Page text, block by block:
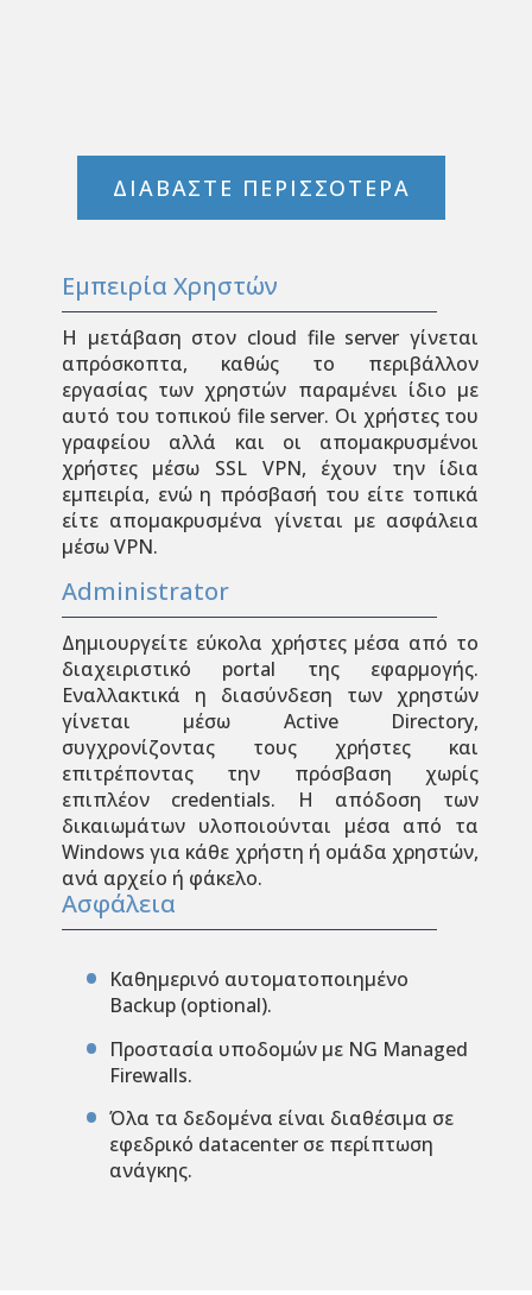
ΔΙΑΒΑΣΤΕ ΠΕΡΙΣΣΟΤΕΡΑ
Εμπειρία Χρηστών
Η μετάβαση στον cloud file server γίνεται
απρόσκοπτα, καθώς το περιβάλλον
εργασίας των χρηστών παραμένει ίδιο με
αυτό του τοπικού file server. Οι χρήστες του
γραφείου αλλά και οι απομακρυσμένοι
χρήστες μέσω SSL VPN, έχουν την ίδια
εμπειρία, ενώ η πρόσβασή του είτε τοπικά
είτε απομακρυσμένα γίνεται με ασφάλεια
μέσω VPN.
Administrator
Δημιουργείτε εύκολα χρήστες μέσα από το
διαχειριστικό portal της εφαρμογής.
Εναλλακτικά η διασύνδεση των χρηστών
γίνεται μέσω Active Directory,
συγχρονίζοντας τους χρήστες και
επιτρέποντας την πρόσβαση χωρίς
επιπλέον credentials. Η απόδοση των
δικαιωμάτων υλοποιούνται μέσα από τα
Windows για κάθε χρήστη ή ομάδα χρηστών,
ανά αρχείο ή φάκελο.
Ασφάλεια
Καθημερινό αυτοματοποιημένο
Backup (optional).
Προστασία υποδομών με NG Managed
Firewalls.
Όλα τα δεδομένα είναι διαθέσιμα σε
εφεδρικό datacenter σε περίπτωση
ανάγκης.